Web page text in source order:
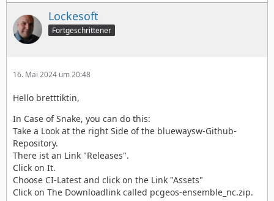
Lockesoft
Fortgeschrittener
16. Mai 2024 um 20:48
Hello bretttiktin,
In Case of Snake, you can do this:
Take a Look at the right Side of the bluewaysw-Github-
Repository.
There ist an Link "Releases".
Click on It.
Choose CI-Latest and click on the Link "Assets"
Click on The Downloadlink called pcgeos-ensemble_nc.zip.